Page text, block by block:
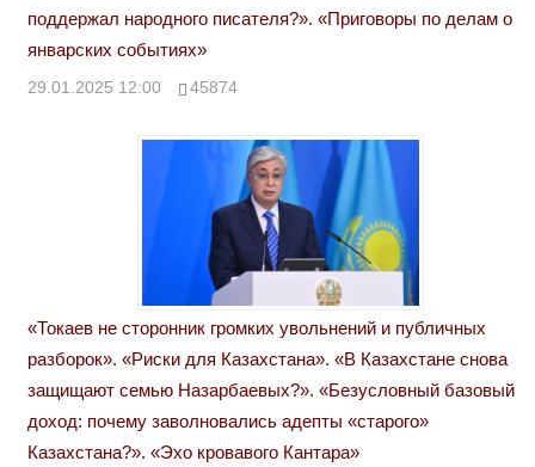
поддержал народного писателя?». «Приговоры по делам о
январских событиях»
29.01.2025 12:00 45874
«Токаев не сторонник громких увольнений и публичных
разборок». «Риски для Казахстана». «В Казахстане снова
защищают семью Назарбаевых?». «Безусловный базовый
доход: почему заволновались адепты «старого»
Казахстана?». «Эхо кровавого Кантара»